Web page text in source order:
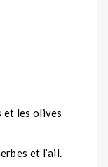
et les olives
et l’ail.